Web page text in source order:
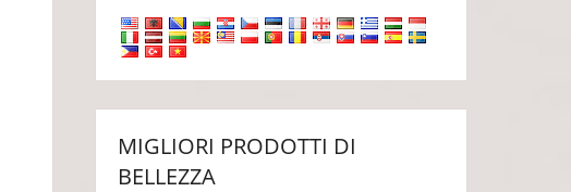
MIGLIORI PRODOTTI DI
BELLEZZA